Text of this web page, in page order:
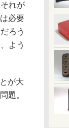
れが
必要
ろう
よう
が大
題。